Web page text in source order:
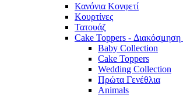
Κανόνια Κονφετί
Κουρτίνες
Τατουάζ
Cake Toppers - Διακόσμηση
Baby Collection
Cake Toppers
Wedding Collection
Πρώτα Γενέθλια
Animals